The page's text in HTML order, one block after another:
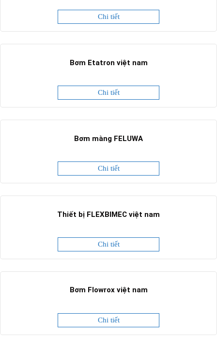
Chi tiết
Bơm Etatron việt nam
Chi tiết
Bơm màng FELUWA
Chi tiết
Thiết bị FLEXBIMEC việt nam
Chi tiết
Bơm Flowrox việt nam
Chi tiết